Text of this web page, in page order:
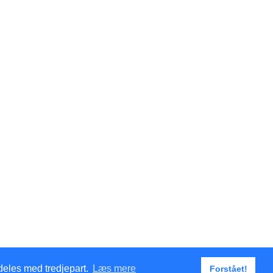
med tredjepart. Læs mere Forstået!